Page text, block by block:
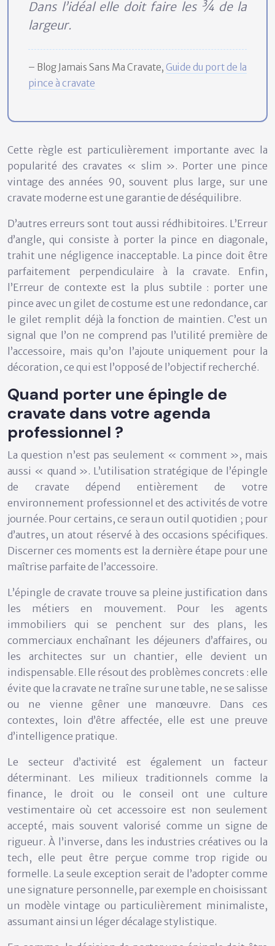
Dans l’idéal elle doit faire les ¾ de la
largeur.
– Blog Jamais Sans Ma Cravate, Guide du port de la
pince à cravate
Cette règle est particulièrement importante avec la
popularité des cravates « slim ». Porter une pince
vintage des années 90, souvent plus large, sur une
cravate moderne est une garantie de déséquilibre.
D’autres erreurs sont tout aussi rédhibitoires. L’Erreur
d’angle, qui consiste à porter la pince en diagonale,
trahit une négligence inacceptable. La pince doit être
parfaitement perpendiculaire à la cravate. Enfin,
l’Erreur de contexte est la plus subtile : porter une
pince avec un gilet de costume est une redondance, car
le gilet remplit déjà la fonction de maintien. C’est un
signal que l’on ne comprend pas l’utilité première de
l’accessoire, mais qu’on l’ajoute uniquement pour la
décoration, ce qui est l’opposé de l’objectif recherché.
Quand porter une épingle de
cravate dans votre agenda
professionnel ?
La question n’est pas seulement « comment », mais
aussi « quand ». L’utilisation stratégique de l’épingle
de cravate dépend entièrement de votre
environnement professionnel et des activités de votre
journée. Pour certains, ce sera un outil quotidien ; pour
d’autres, un atout réservé à des occasions spécifiques.
Discerner ces moments est la dernière étape pour une
maîtrise parfaite de l’accessoire.
L’épingle de cravate trouve sa pleine justification dans
les métiers en mouvement. Pour les agents
immobiliers qui se penchent sur des plans, les
commerciaux enchaînant les déjeuners d’affaires, ou
les architectes sur un chantier, elle devient un
indispensable. Elle résout des problèmes concrets : elle
évite que la cravate ne traîne sur une table, ne se salisse
ou ne vienne gêner une manœuvre. Dans ces
contextes, loin d’être affectée, elle est une preuve
d’intelligence pratique.
Le secteur d’activité est également un facteur
déterminant. Les milieux traditionnels comme la
finance, le droit ou le conseil
ont une culture
vestimentaire où cet accessoire est non seulement
accepté, mais souvent valorisé comme un signe de
rigueur. À l’inverse, dans les industries créatives ou la
tech, elle peut être perçue comme trop rigide ou
formelle. La seule exception serait de l’adopter comme
une signature personnelle, par exemple en choisissant
un modèle vintage ou particulièrement minimaliste,
assumant ainsi un léger décalage stylistique.